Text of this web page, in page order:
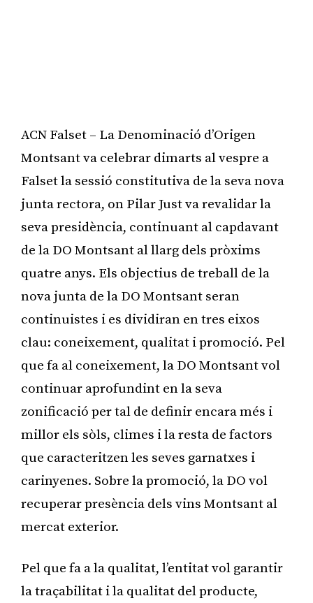
ACN Falset – La Denominació d’Origen
Montsant va celebrar dimarts al vespre a
Falset la sessió constitutiva de la seva nova
junta rectora, on Pilar Just va revalidar la
seva presidència, continuant al capdavant
de la DO Montsant al llarg dels pròxims
quatre anys. Els objectius de treball de la
nova junta de la DO Montsant seran
continuistes i es dividiran en tres eixos
clau: coneixement, qualitat i promoció. Pel
que fa al coneixement, la DO Montsant vol
continuar aprofundint en la seva
zonificació per tal de definir encara més i
millor els sòls, climes i la resta de factors
que caracteritzen les seves garnatxes i
carinyenes. Sobre la promoció, la DO vol
recuperar presència dels vins Montsant al
mercat exterior.
Pel que fa a la qualitat, l’entitat vol garantir
la traçabilitat i la qualitat del producte,